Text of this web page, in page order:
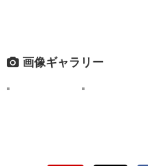
画像ギャラリー